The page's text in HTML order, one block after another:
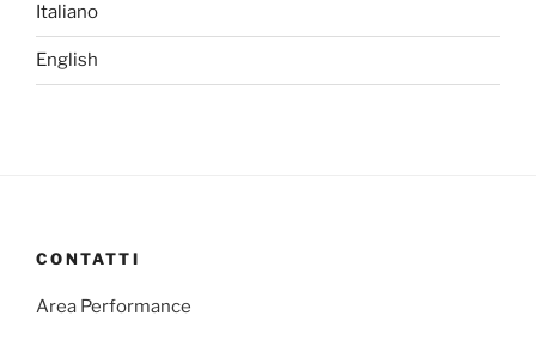
Italiano
English
CONTATTI
Area Performance